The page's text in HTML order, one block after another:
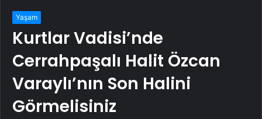
Yaşam
Kurtlar Vadisi’nde
Cerrahpaşalı Halit Özcan
Varaylı’nın Son Halini
Görmelisiniz